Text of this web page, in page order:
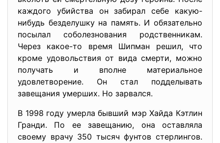
каждого убийства он забирал себе какую-
нибудь безделушку на память. И обязательно
посылал соболезнования родственникам.
Через какое-то время Шипман решил, что
кроме удовольствия от вида смерти, можно
получать и вполне материальное
удовлетворение. Он стал подделывать
завещания умерших. Но зарвался.
В 1998 году умерла бывший мэр Хайда Кэтлин
Гранди. По ее завещанию, она оставляла
своему врачу 350 тысяч фунтов стерлингов.